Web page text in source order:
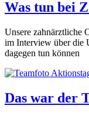
Was tun bei
Unsere zahnärztliche
im Interview über die
dagegen tun können
Das war der